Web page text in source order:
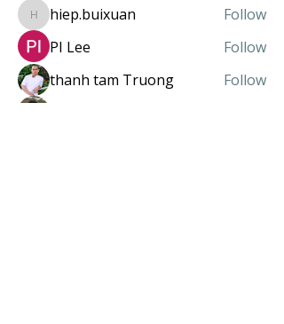
hiep.buixuan
hiep.buixuan
Follow
PI Lee
Follow
thanh tam Truong
Follow